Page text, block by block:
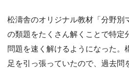
松濤舎のオリジナル教材「分野別
の類題をたくさん解くことで特定
問題を速く解けるようになった。
足を引っ張っていたので、過去問